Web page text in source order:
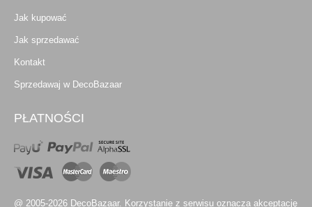
Jak kupować
Jak sprzedawać
Kontakt
Sprzedawaj w DecoBazaar
PŁATNOŚCI
@ 2005-2026 DecoBazaar. Korzystanie z serwisu oznacza akceptację